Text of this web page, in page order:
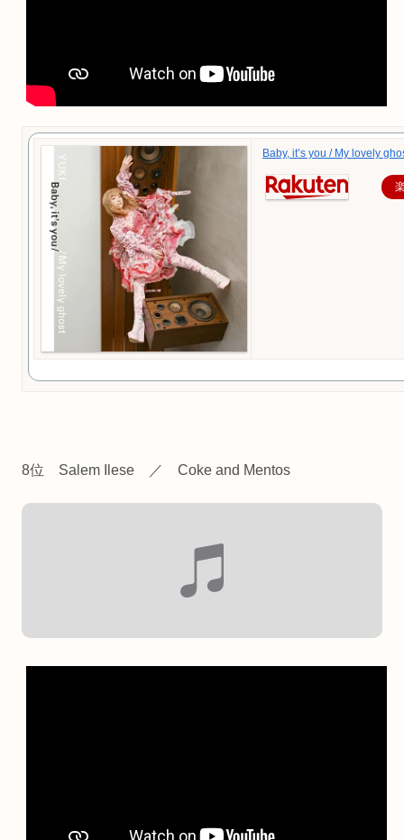
Baby, it’s you / My lovely
8位 Salem Ilese ／ Coke and Mentos